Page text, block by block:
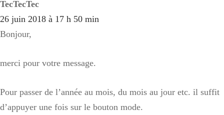
TecTecTec
26 juin 2018 à 17 h 50 min
Bonjour,
merci pour votre message.
Pour passer de l’année au mois, du mois au jour etc. il suffit
d’appuyer une fois sur le bouton mode.